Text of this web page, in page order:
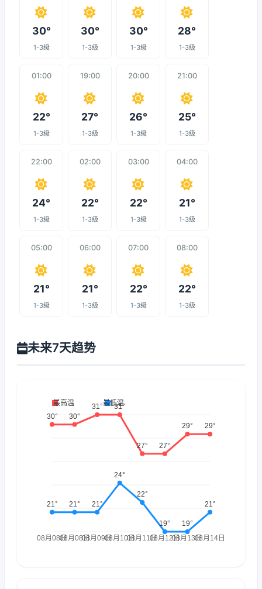
30°
1-3级
30°
1-3级
30°
1-3级
28°
1-3级
01:00
22°
1-3级
19:00
27°
1-3级
20:00
26°
1-3级
21:00
25°
1-3级
22:00
24°
1-3级
02:00
22°
1-3级
03:00
22°
1-3级
04:00
21°
1-3级
05:00
21°
1-3级
06:00
21°
1-3级
07:00
22°
1-3级
08:00
22°
1-3级
未来7天趋势